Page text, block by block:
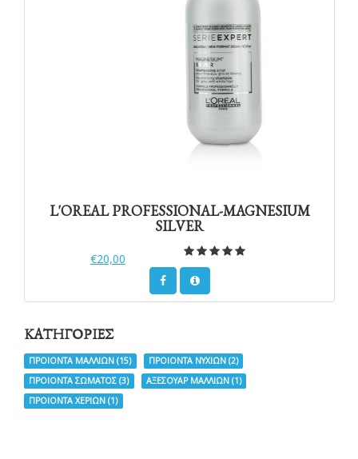
L'OREAL PROFESSIONAL-MAGNESIUM
SILVER
€20,00
ΚΑΤΗΓΟΡΙΕΣ
ΠΡΟΙΟΝΤΑ ΜΑΛΛΙΩΝ(15) ΠΡΟΙΟΝΤΑ ΝΥΧΙΩΝ (2)
ΠΡΟΙΟΝΤΑ ΣΩΜΑΤΟΣ(3) ΑΞΕΣΟΥΑΡ ΜΑΛΛΙΩΝ (1)
ΠΡΟΙΟΝΤΑ ΧΕΡΙΩΝ(1)